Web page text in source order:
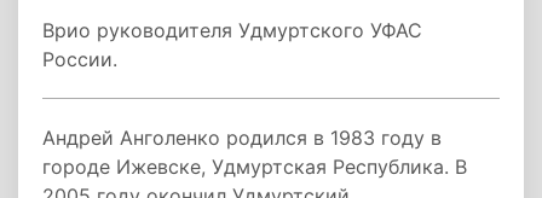
Врио руководителя Удмуртского УФАС
России.
Андрей Анголенко родился в 1983 году в
городе Ижевске, Удмуртская Республика. В